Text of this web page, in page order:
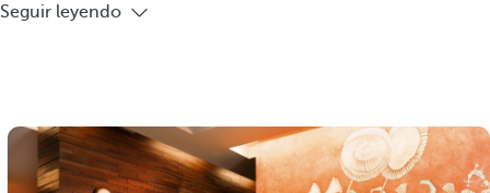
Seguir leyendo